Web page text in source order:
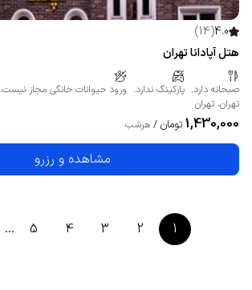
4.0
(
14
)
هتل آپادانا تهران
صبحانه دارد. پارکینگ ندارد. ورود حیوانات خانگی مجاز نیست.
تهران، تهران
1,430,000 تومان / هرشب
مشاهده و رزرو
1
2
3
4
5
…